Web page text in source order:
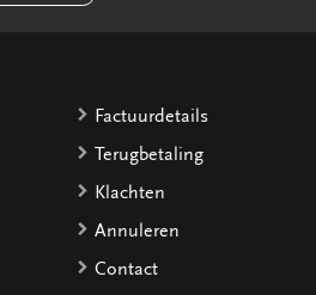
Factuurdetails
Terugbetaling
Klachten
Annuleren
Contact